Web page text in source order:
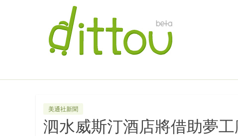
美通社新聞
泗水威斯汀酒店將借助夢